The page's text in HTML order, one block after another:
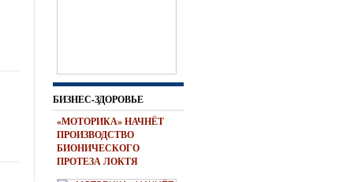
БИЗНЕС-ЗДОРОВЬЕ
«МОТОРИКА» НАЧНЁТ
ПРОИЗВОДСТВО
БИОНИЧЕСКОГО
ПРОТЕЗА ЛОКТЯ